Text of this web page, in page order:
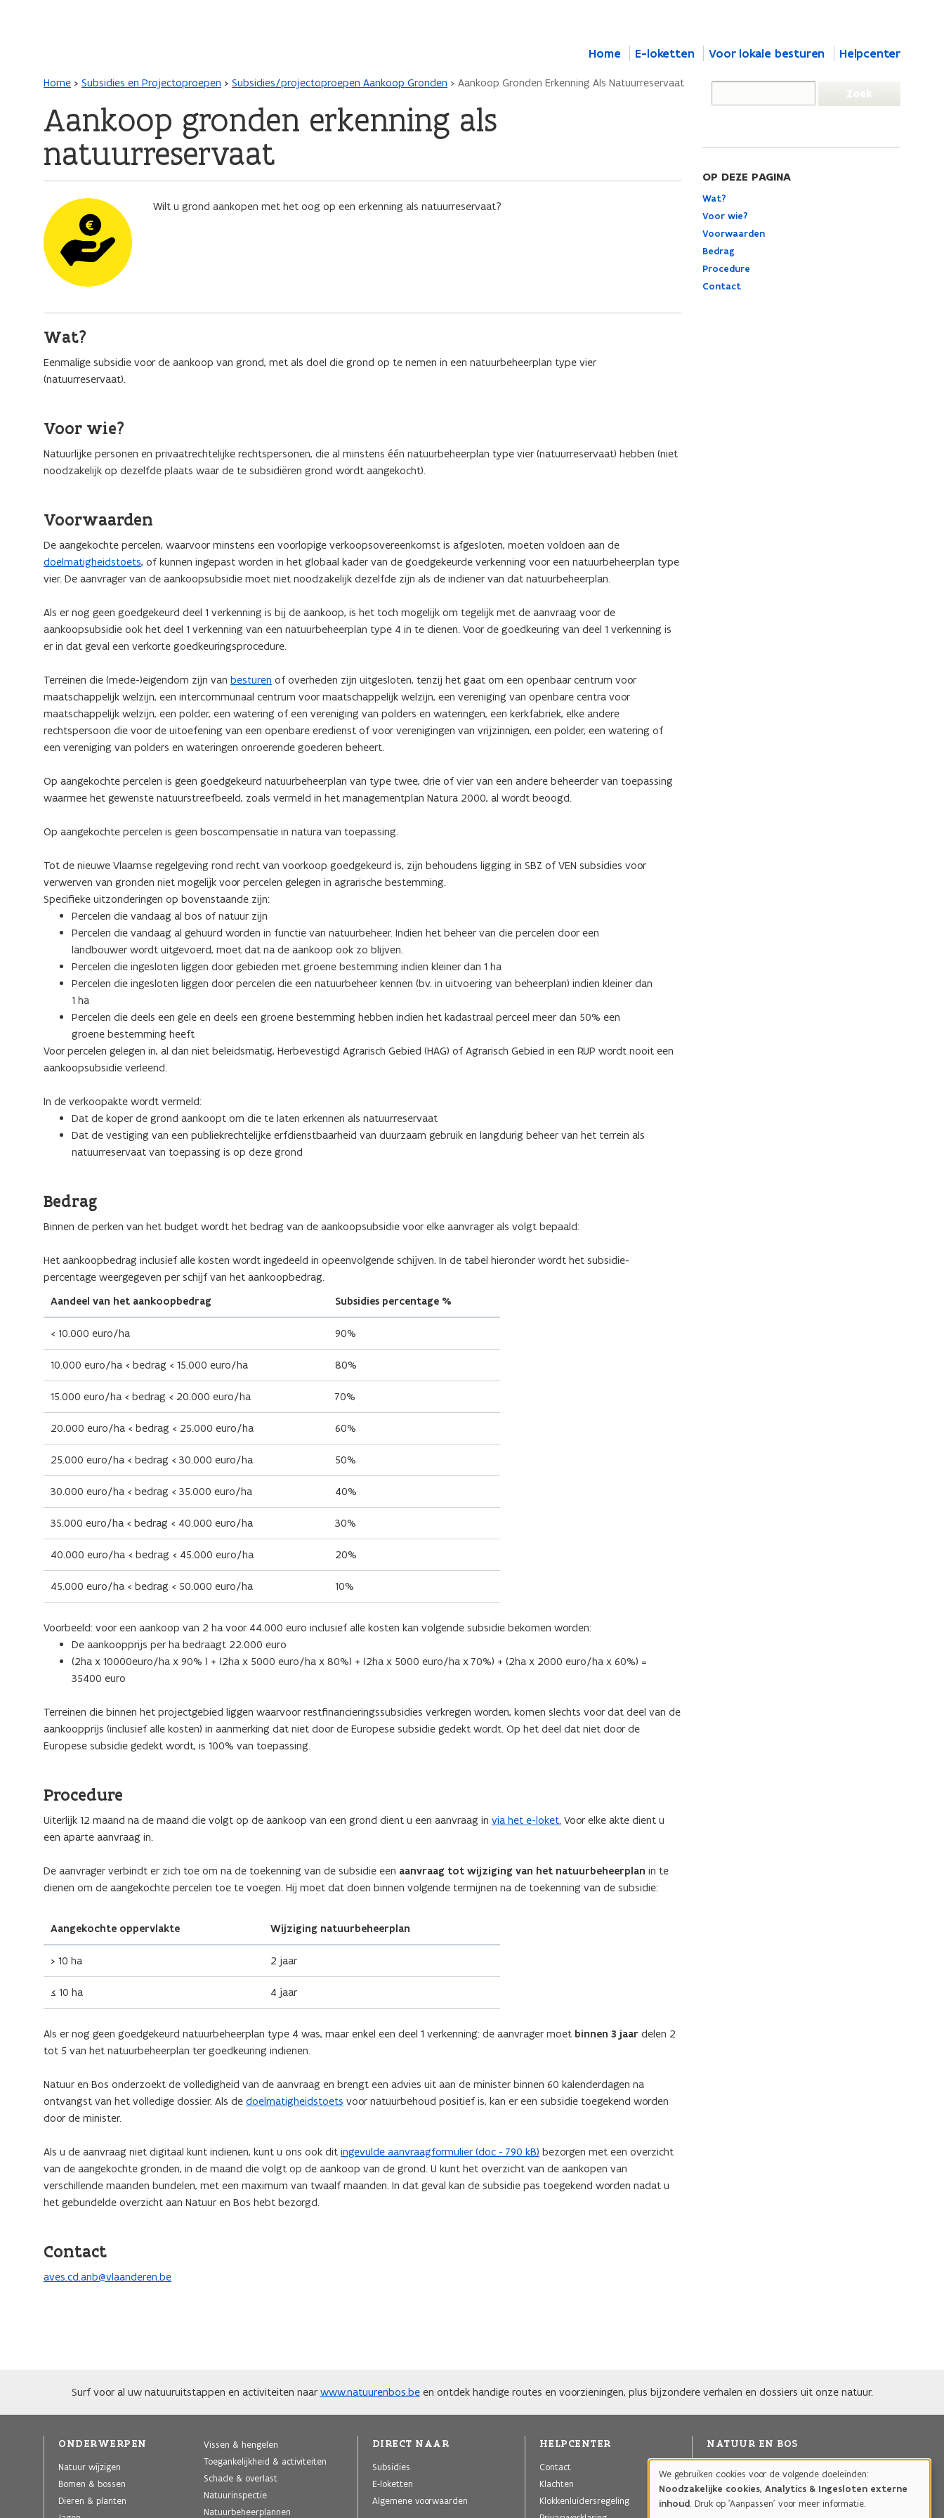
de
inhoud
gaan
Home E-loketten Voor lokale besturen Helpcenter
Kruimelpad
Home Subsidies en Projectoproepen Subsidies/projectoproepen Aankoop Gronden Aankoop Gronden Erkenning Als Natuurreservaat
Aankoop gronden erkenning als
natuurreservaat
Afbeelding Wilt u grond aankopen met het oog op een erkenning als natuurreservaat?
Wat?
Eenmalige subsidie voor de aankoop van grond, met als doel die grond op te nemen in een natuurbeheerplan type vier
(natuurreservaat).
Voor wie?
Natuurlijke personen en privaatrechtelijke rechtspersonen, die al minstens één natuurbeheerplan type vier (natuurreservaat) hebben (niet
noodzakelijk op dezelfde plaats waar de te subsidiëren grond wordt aangekocht).
Voorwaarden
De aangekochte percelen, waarvoor minstens een voorlopige verkoopsovereenkomst is afgesloten, moeten voldoen aan de
doelmatigheidstoets, of kunnen ingepast worden in het globaal kader van de goedgekeurde verkenning voor een natuurbeheerplan type
vier. De aanvrager van de aankoopsubsidie moet niet noodzakelijk dezelfde zijn als de indiener van dat natuurbeheerplan.
Als er nog geen goedgekeurd deel 1 verkenning is bij de aankoop, is het toch mogelijk om tegelijk met de aanvraag voor de
aankoopsubsidie ook het deel 1 verkenning van een natuurbeheerplan type 4 in te dienen. Voor de goedkeuring van deel 1 verkenning is
er in dat geval een verkorte goedkeuringsprocedure.
Terreinen die (mede-)eigendom zijn van besturen of overheden zijn uitgesloten, tenzij het gaat om een openbaar centrum voor
maatschappelijk welzijn, een intercommunaal centrum voor maatschappelijk welzijn, een vereniging van openbare centra voor
maatschappelijk welzijn, een polder, een watering of een vereniging van polders en wateringen, een kerkfabriek, elke andere
rechtspersoon die voor de uitoefening van een openbare eredienst of voor verenigingen van vrijzinnigen, een polder, een watering of
een vereniging van polders en wateringen onroerende goederen beheert.
Op aangekochte percelen is geen goedgekeurd natuurbeheerplan van type twee, drie of vier van een andere beheerder van toepassing
waarmee het gewenste natuurstreefbeeld, zoals vermeld in het managementplan Natura 2000, al wordt beoogd.
Op aangekochte percelen is geen boscompensatie in natura van toepassing.
Tot de nieuwe Vlaamse regelgeving rond recht van voorkoop goedgekeurd is, zijn behoudens ligging in SBZ of VEN subsidies voor
verwerven van gronden niet mogelijk voor percelen gelegen in agrarische bestemming.
Specifieke uitzonderingen op bovenstaande zijn:
Percelen die vandaag al bos of natuur zijn
Percelen die vandaag al gehuurd worden in functie van natuurbeheer. Indien het beheer van die percelen door een
landbouwer wordt uitgevoerd, moet dat na de aankoop ook zo blijven.
Percelen die ingesloten liggen door gebieden met groene bestemming indien kleiner dan 1 ha
Percelen die ingesloten liggen door percelen die een natuurbeheer kennen (bv. in uitvoering van beheerplan) indien kleiner dan
1 ha
Percelen die deels een gele en deels een groene bestemming hebben indien het kadastraal perceel meer dan 50% een
groene bestemming heeft
Voor percelen gelegen in, al dan niet beleidsmatig, Herbevestigd Agrarisch Gebied (HAG) of Agrarisch Gebied in een RUP wordt nooit een
aankoopsubsidie verleend.
In de verkoopakte wordt vermeld:
Dat de koper de grond aankoopt om die te laten erkennen als natuurreservaat
Dat de vestiging van een publiekrechtelijke erfdienstbaarheid van duurzaam gebruik en langdurig beheer van het terrein als
natuurreservaat van toepassing is op deze grond
Bedrag
Binnen de perken van het budget wordt het bedrag van de aankoopsubsidie voor elke aanvrager als volgt bepaald:
Het aankoopbedrag inclusief alle kosten wordt ingedeeld in opeenvolgende schijven. In de tabel hieronder wordt het subsidie-
percentage weergegeven per schijf van het aankoopbedrag.
Aandeel van het aankoopbedrag Subsidies percentage %
< 10.000 euro/ha 90%
10.000 euro/ha < bedrag < 15.000 euro/ha 80%
15.000 euro/ha < bedrag < 20.000 euro/ha 70%
20.000 euro/ha < bedrag < 25.000 euro/ha 60%
25.000 euro/ha < bedrag < 30.000 euro/ha 50%
30.000 euro/ha < bedrag < 35.000 euro/ha 40%
35.000 euro/ha < bedrag < 40.000 euro/ha 30%
40.000 euro/ha < bedrag < 45.000 euro/ha 20%
45.000 euro/ha < bedrag < 50.000 euro/ha 10%
Voorbeeld: voor een aankoop van 2 ha voor 44.000 euro inclusief alle kosten kan volgende subsidie bekomen worden:
De aankoopprijs per ha bedraagt 22.000 euro
(2ha x 10000euro/ha x 90% ) + (2ha x 5000 euro/ha x 80%) + (2ha x 5000 euro/ha x 70%) + (2ha x 2000 euro/ha x 60%) =
35400 euro
Terreinen die binnen het projectgebied liggen waarvoor restfinancieringssubsidies verkregen worden, komen slechts voor dat deel van de
aankoopprijs (inclusief alle kosten) in aanmerking dat niet door de Europese subsidie gedekt wordt. Op het deel dat niet door de
Europese subsidie gedekt wordt, is 100% van toepassing.
Procedure
Uiterlijk 12 maand na de maand die volgt op de aankoop van een grond dient u een aanvraag in via het e-loket. Voor elke akte dient u
een aparte aanvraag in.
De aanvrager verbindt er zich toe om na de toekenning van de subsidie een aanvraag tot wijziging van het natuurbeheerplan in te
dienen om de aangekochte percelen toe te voegen. Hij moet dat doen binnen volgende termijnen na de toekenning van de subsidie:
Aangekochte oppervlakte Wijziging natuurbeheerplan
> 10 ha 2 jaar
≤ 10 ha 4 jaar
Als er nog geen goedgekeurd natuurbeheerplan type 4 was, maar enkel een deel 1 verkenning: de aanvrager moet binnen 3 jaar delen 2
tot 5 van het natuurbeheerplan ter goedkeuring indienen.
Natuur en Bos onderzoekt de volledigheid van de aanvraag en brengt een advies uit aan de minister binnen 60 kalenderdagen na
ontvangst van het volledige dossier. Als de doelmatigheidstoets voor natuurbehoud positief is, kan er een subsidie toegekend worden
door de minister.
Als u de aanvraag niet digitaal kunt indienen, kunt u ons ook dit ingevulde aanvraagformulier (doc - 790 kB) bezorgen met een overzicht
van de aangekochte gronden, in de maand die volgt op de aankoop van de grond. U kunt het overzicht van de aankopen van
verschillende maanden bundelen, met een maximum van twaalf maanden. In dat geval kan de subsidie pas toegekend worden nadat u
het gebundelde overzicht aan Natuur en Bos hebt bezorgd.
Contact
aves.cd.anb@vlaanderen.be
OP DEZE PAGINA
Wat?
Voor wie?
Voorwaarden
Bedrag
Procedure
Contact
Surf voor al uw natuuruitstappen en activiteiten naar www.natuurenbos.been ontdek handige routes en voorzieningen, plus bijzondere verhalen en dossiers uit onze natuur.
ONDERWERPEN
Natuur wijzigen
Bomen & bossen
Dieren & planten
Vissen & hengelen
Toegankelijkheid & activiteiten
Schade & overlast
Natuurinspectie
Natuurbeheerplannen
DIRECT NAAR
Subsidies
E-loketten
Algemene voorwaarden
HELPCENTER
Contact
Klachten
Klokkenluidersregeling
NATUUR EN BOS
Publicaties
Projecten
Gebruik
van
persoonsgegevens
We gebruiken cookies voor de volgende doeleinden:
Noodzakelijke cookies, Analytics & Ingesloten externe
inhoud. Druk op 'Aanpassen' voor meer informatie.